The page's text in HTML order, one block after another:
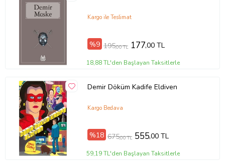
Tanıtım Metni
Baskı Boyutu13,50 x 19,50 cm
Baskı Sayısı 1. Baskı
Baskı Tarihi Ocak 2018
Kargo ile Teslimat
%9 195,00 TL 177,00 TL
18,88 TL'den Başlayan Taksitlerle
Demir Döküm Kadife Eldiven
Kargo Bedava
%18 675,00 TL 555,00 TL
59,19 TL'den Başlayan Taksitlerle